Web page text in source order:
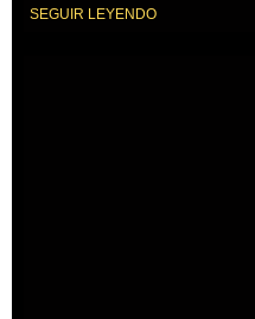
SEGUIR LEYENDO